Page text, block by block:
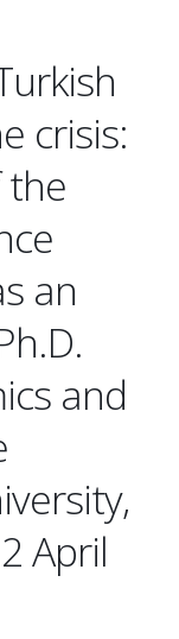
crisis:
the
an
and
April